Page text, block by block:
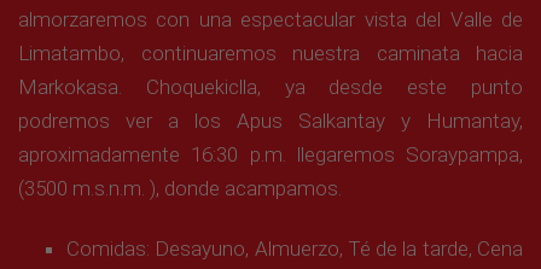
almorzaremos con una espectacular vista del Valle de
Limatambo, continuaremos nuestra caminata hacia
Markokasa. Choquekiclla, ya desde este punto
podremos ver a los Apus Salkantay y Humantay,
aproximadamente 16:30 p.m. llegaremos Soraypampa,
(3500 m.s.n.m. ), donde acampamos.
Comidas: Desayuno, Almuerzo, Té de la tarde, Cena